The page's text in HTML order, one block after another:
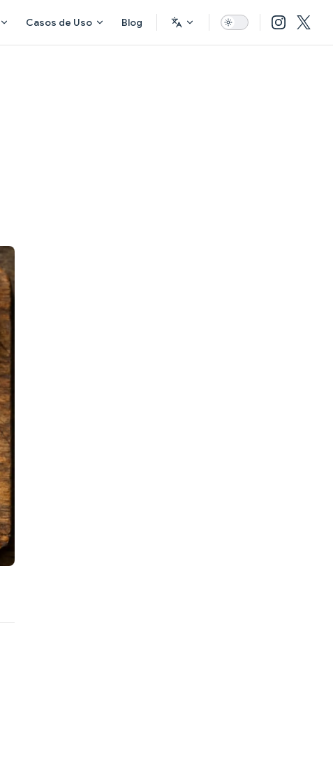
Casos de Uso Blog